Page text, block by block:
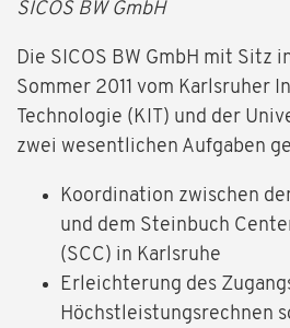
SICOS BW GmbH
Die SICOS BW GmbH mit Sitz
Sommer 2011 vom Karlsruher
Technologie (KIT) und der
zwei wesentlichen Aufgaben
Koordination zwischen
und dem Steinbuch
(SCC) in Karlsruhe
Erleichterung des
Höchstleistungsrechnen